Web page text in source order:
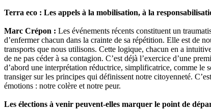
Terra eco : Les appels à la mobilisation, à la
Marc Crépon : Les événements récents constituent un
d’enfermer chacun dans la crainte de sa répétition. Elle est de
transports que nous utilisons. Cette logique, chacun en a
de ne pas céder à sa contagion. C’est déjà l’exercice d’une
d’abord une interprétation réductrice, simplificatrice, comme le
transiger sur les principes qui définissent notre citoyenneté.
émotions : notre colère et notre peur.
Les élections à venir peuvent-elles marquer le point de